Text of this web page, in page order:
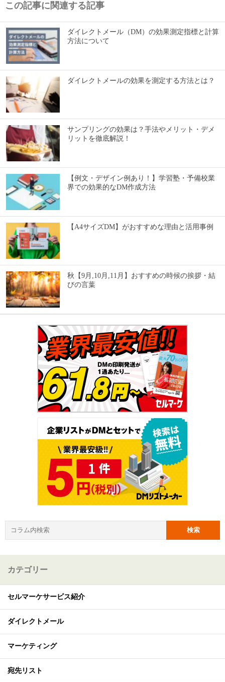
この記事に関連する記事
ダイレクトメール（DM）の効果測定指標と計算
方法について
ダイレクトメールの効果を測定する方法とは？
サンプリングの効果は？手法やメリット・デメ
リットを徹底解説！
【例文・デザイン例あり！】学習塾・予備校業
界での効果的なDM作成方法
【A4サイズDM】がおすすめな理由と活用事例
秋【9月,10月,11月】おすすめの時候の挨拶・結
びの言葉
カテゴリー
セルマーケサービス紹介
ダイレクトメール
マーケティング
宛先リスト